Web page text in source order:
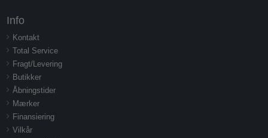
Info
Kontakt
Total Service
Fragt/Levering
Butikker
Åbningstider
Mærker
Finansiering
Vilkår